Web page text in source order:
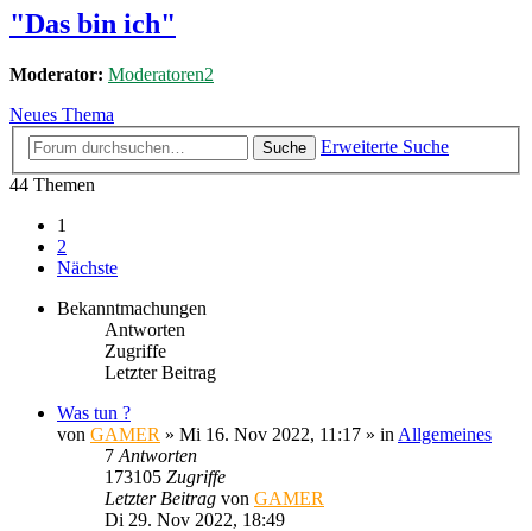
"Das bin ich"
Moderator: Moderatoren2
Neues Thema
Suche
Erweiterte Suche
44 Themen
1
2
Nächste
Bekanntmachungen
Antworten
Zugriffe
Letzter Beitrag
Was tun ?
von GAMER » Mi 16. Nov 2022, 11:17 » in Allgemeines
7 Antworten
173105 Zugriffe
Letzter Beitrag von GAMER
Di 29. Nov 2022, 18:49